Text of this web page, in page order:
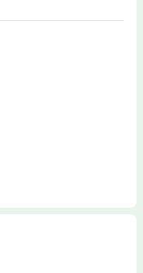
｣編45Pの大幅加筆で完全